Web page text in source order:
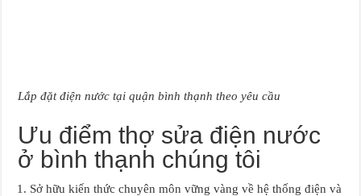
Lắp đặt điện nước tại quận bình thạnh theo yêu cầu
Ưu điểm thợ sửa điện nước
ở bình thạnh chúng tôi
Sở hữu kiến thức chuyên môn vững vàng về hệ thống điện và